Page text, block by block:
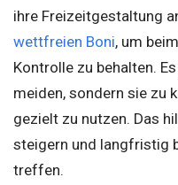
ihre Freizeitgestaltung
wettfreien Boni, um
Kontrolle zu behalten.
meiden, sondern sie zu
gezielt zu nutzen. Das
steigern und langfristig
treffen.